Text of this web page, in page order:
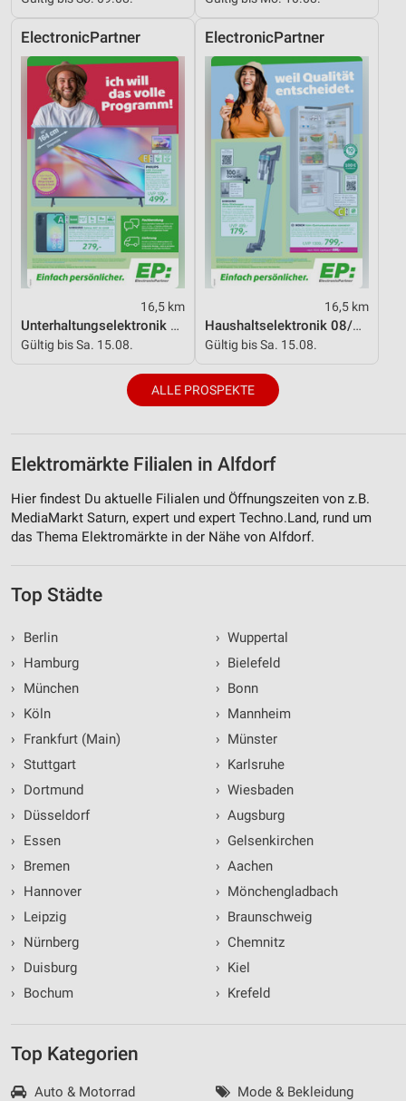
ElectronicPartner
16,5 km
Unterhaltungselektronik 08/2026
Gültig bis Sa. 15.08.
ElectronicPartner
16,5 km
Haushaltselektronik 08/2026
Gültig bis Sa. 15.08.
ALLE PROSPEKTE
Elektromärkte Filialen in Alfdorf
Hier findest Du aktuelle Filialen und Öffnungszeiten von z.B.
MediaMarkt Saturn, expert und expert Techno.Land, rund um
das Thema Elektromärkte in der Nähe von Alfdorf.
Top Städte
›
Berlin
›
Hamburg
›
München
›
Köln
›
Frankfurt (Main)
› Stuttgart
›
Dortmund
›
Düsseldorf
›
Essen
›
Bremen
›
Hannover
›
Leipzig
›
Nürnberg
›
Duisburg
›
Bochum
› Wuppertal
› Bielefeld
› Bonn
› Mannheim
› Münster
› Karlsruhe
› Wiesbaden
› Augsburg
› Gelsenkirchen
› Aachen
› Mönchengladbach
› Braunschweig
› Chemnitz
› Kiel
› Krefeld
Top Kategorien
Auto & Motorrad
Mode & Bekleidung